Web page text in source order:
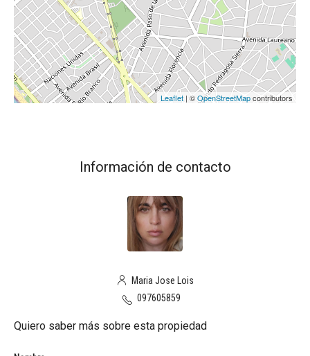
Leaflet | ©OpenStreetMapcontributors
Información de contacto
Maria Jose Lois
097605859
Quiero saber más sobre esta propiedad